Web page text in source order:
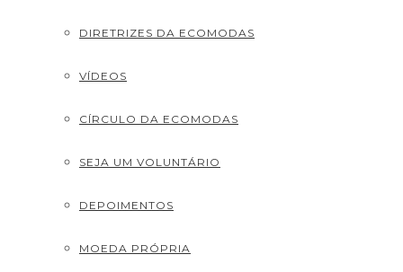
DIRETRIZES DA ECOMODAS
VÍDEOS
CÍRCULO DA ECOMODAS
SEJA UM VOLUNTÁRIO
DEPOIMENTOS
MOEDA PRÓPRIA